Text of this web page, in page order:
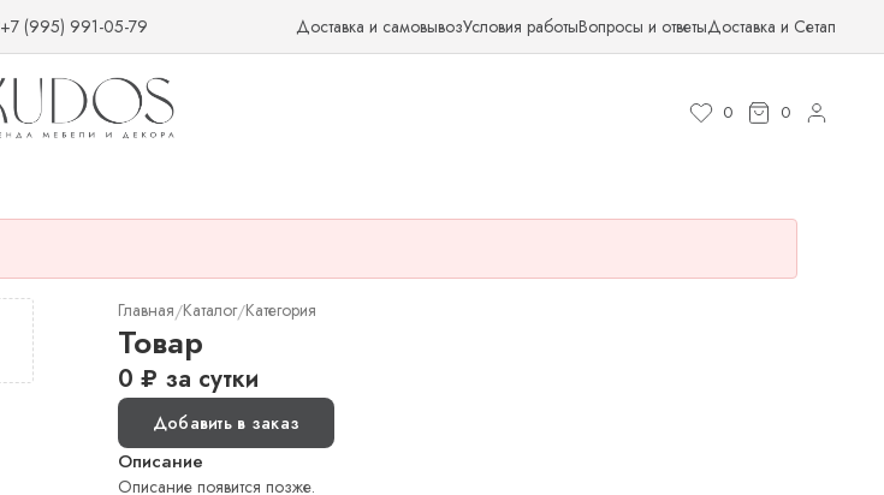
+7 (995) 991-05-79 Доставка и самовывозУсловия работыВопросы и ответыДоставка и Сетап
0 0
Главная/Каталог/Категория
Товар
0 ₽ за сутки
Добавить в заказ
Описание
Описание появится позже.